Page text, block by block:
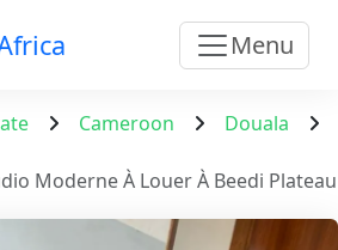
Menu
Cameroon
Douala
Moderne À Louer À Beedi Plateau